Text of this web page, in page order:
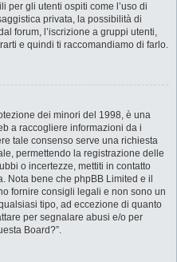
per gli utenti ospiti come l’uso di
privata, la possibilità di
forum, l’iscrizione a gruppi utenti,
e quindi ti raccomandiamo di farlo.
dei minori del 1998, è una
a raccogliere informazioni da i
tale consenso serve una richiesta
permettendo la registrazione delle
o incertezze, mettiti in contatto
Nota bene che phpBB Limited e il
fornire consigli legali e non sono un
tipo, ad eccezione di quanto
per segnalare abusi e/o per
Board?”.